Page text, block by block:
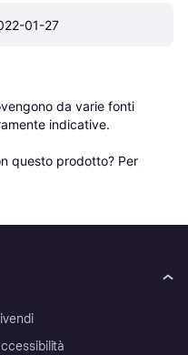
01-27
da varie fonti
indicative.
questo prodotto? Per